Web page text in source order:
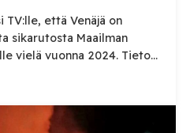
TV:lle, että Venäjä on
sikarutosta Maailman
vielä vuonna 2024. Tieto
Timo Heinosen
on puolestaan
tapauksesta sekä